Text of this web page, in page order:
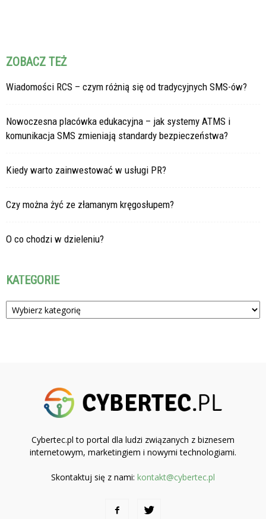
ZOBACZ TEŻ
Wiadomości RCS – czym różnią się od tradycyjnych SMS-ów?
Nowoczesna placówka edukacyjna – jak systemy ATMS i
komunikacja SMS zmieniają standardy bezpieczeństwa?
Kiedy warto zainwestować w usługi PR?
Czy można żyć ze złamanym kręgosłupem?
O co chodzi w dzieleniu?
KATEGORIE
Kategorie
Cybertec.pl to portal dla ludzi związanych z biznesem
internetowym, marketingiem i nowymi technologiami.
Skontaktuj się z nami: kontakt@cybertec.pl